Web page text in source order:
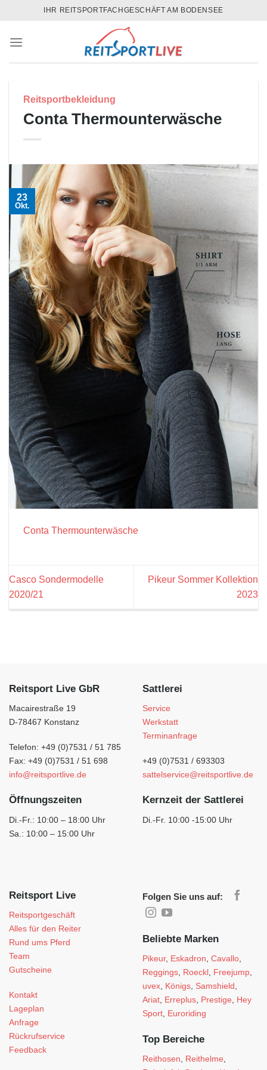
content
IHR REITSPORTFACHGESCHÄFT AM BODENSEE
Reitsportbekleidung
Conta Thermounterwäsche
23
Okt.
Conta Thermounterwäsche
Casco Sondermodelle
2020/21
Pikeur Sommer Kollektion
2023
Reitsport Live GbR
Macairestraße 19
D-78467 Konstanz
Telefon: +49 (0)7531 / 51 785
Fax: +49 (0)7531 / 51 698
info@reitsportlive.de
Öffnungszeiten
Di.-Fr.: 10:00 – 18:00 Uhr
Sa.: 10:00 – 15:00 Uhr
Sattlerei
Service
Werkstatt
Terminanfrage
+49 (0)7531 / 693303
sattelservice@reitsportlive.de
Kernzeit der Sattlerei
Di.-Fr. 10:00 -15:00 Uhr
Reitsport Live
Reitsportgeschäft
Alles für den Reiter
Rund ums Pferd
Team
Gutscheine
Kontakt
Lageplan
Anfrage
Rückrufservice
Feedback
Folgen Sie uns auf:
Beliebte Marken
Pikeur, Eskadron Cavallo
Reggings Roeckl Freejump
uvex Königs Samshield
Ariat Erreplus Prestige
Hey
Sport Euroriding
Top Bereiche
Reithosen Reithelme